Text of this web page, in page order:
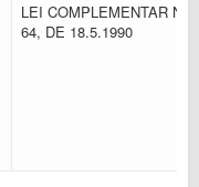
LEI COMPLEMENTAR N.
64, DE 18.5.1990